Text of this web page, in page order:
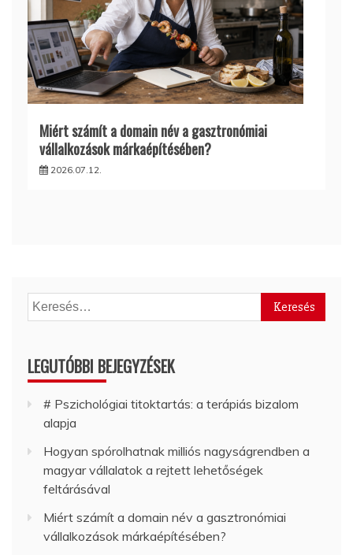
Miért számít a domain név a gasztronómiai
vállalkozások márkaépítésében?
2026.07.12.
Keresés:
LEGUTÓBBI BEJEGYZÉSEK
# Pszichológiai titoktartás: a terápiás bizalom
alapja
Hogyan spórolhatnak milliós nagyságrendben a
magyar vállalatok a rejtett lehetőségek
feltárásával
Miért számít a domain név a gasztronómiai
vállalkozások márkaépítésében?